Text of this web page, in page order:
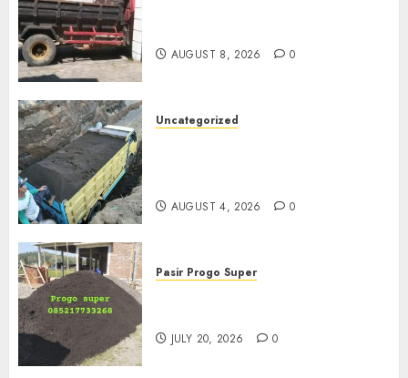
AUGUST 8, 2026 0
Uncategorized
AUGUST 4, 2026 0
Pasir Progo Super
JULY 20, 2026 0